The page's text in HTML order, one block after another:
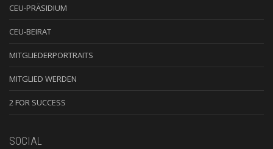
CEU-PRÄSIDIUM
CEU-BEIRAT
MITGLIEDERPORTRAITS
MITGLIED WERDEN
2 FOR SUCCESS
SOCIAL